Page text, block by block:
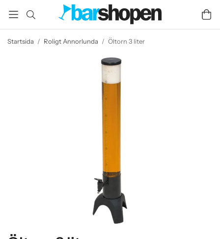
Startsida / Roligt Annorlunda / Öltorn 3 liter